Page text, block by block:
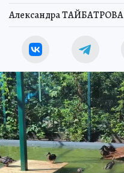
Александра ТАЙБАТРОВА